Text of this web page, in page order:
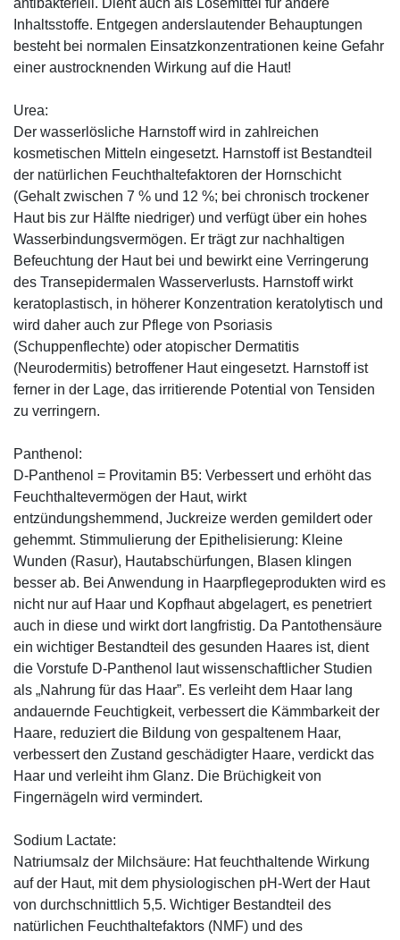
antibakteriell. Dient auch als Lösemittel für andere
Inhaltsstoffe. Entgegen anderslautender Behauptungen
besteht bei normalen Einsatzkonzentrationen keine Gefahr
einer austrocknenden Wirkung auf die Haut!
Urea:
Der wasserlösliche Harnstoff wird in zahlreichen
kosmetischen Mitteln eingesetzt. Harnstoff ist Bestandteil
der natürlichen Feuchthaltefaktoren der Hornschicht
(Gehalt zwischen 7 % und 12 %; bei chronisch trockener
Haut bis zur Hälfte niedriger) und verfügt über ein hohes
Wasserbindungsvermögen. Er trägt zur nachhaltigen
Befeuchtung der Haut bei und bewirkt eine Verringerung
des Transepidermalen Wasserverlusts. Harnstoff wirkt
keratoplastisch, in höherer Konzentration keratolytisch und
wird daher auch zur Pflege von Psoriasis
(Schuppenflechte) oder atopischer Dermatitis
(Neurodermitis) betroffener Haut eingesetzt. Harnstoff ist
ferner in der Lage, das irritierende Potential von Tensiden
zu verringern.
Panthenol:
D-Panthenol = Provitamin B5: Verbessert und erhöht das
Feuchthaltevermögen der Haut, wirkt
entzündungshemmend, Juckreize werden gemildert oder
gehemmt. Stimmulierung der Epithelisierung: Kleine
Wunden (Rasur), Hautabschürfungen, Blasen klingen
besser ab. Bei Anwendung in Haarpflegeprodukten wird es
nicht nur auf Haar und Kopfhaut abgelagert, es penetriert
auch in diese und wirkt dort langfristig. Da Pantothensäure
ein wichtiger Bestandteil des gesunden Haares ist, dient
die Vorstufe D-Panthenol laut wissenschaftlicher Studien
als „Nahrung für das Haar”. Es verleiht dem Haar lang
andauernde Feuchtigkeit, verbessert die Kämmbarkeit der
Haare, reduziert die Bildung von gespaltenem Haar,
verbessert den Zustand geschädigter Haare, verdickt das
Haar und verleiht ihm Glanz. Die Brüchigkeit von
Fingernägeln wird vermindert.
Sodium Lactate:
Natriumsalz der Milchsäure: Hat feuchthaltende Wirkung
auf der Haut, mit dem physiologischen pH-Wert der Haut
von durchschnittlich 5,5. Wichtiger Bestandteil des
natürlichen Feuchthaltefaktors (NMF) und des